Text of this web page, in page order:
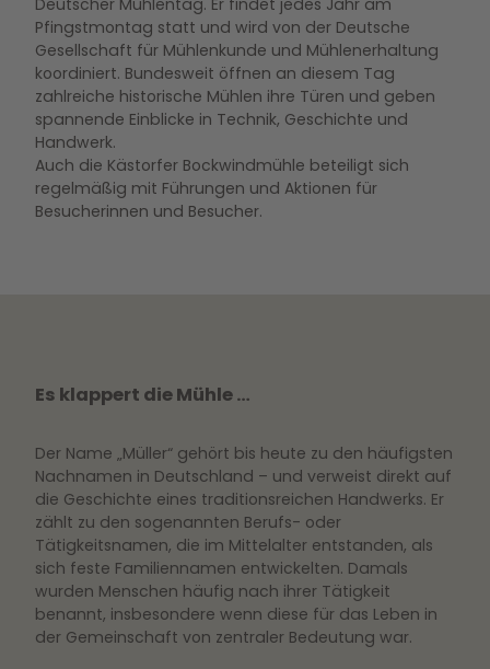
Deutscher Mühlentag. Er findet jedes Jahr am
Pfingstmontag statt und wird von der Deutsche
Gesellschaft für Mühlenkunde und Mühlenerhaltung
koordiniert. Bundesweit öffnen an diesem Tag
zahlreiche historische Mühlen ihre Türen und geben
spannende Einblicke in Technik, Geschichte und
Handwerk.
Auch die Kästorfer Bockwindmühle beteiligt sich
regelmäßig mit Führungen und Aktionen für
Besucherinnen und Besucher.
Es klappert die Mühle …
Der Name „Müller“ gehört bis heute zu den häufigsten
Nachnamen in Deutschland – und verweist direkt auf
die Geschichte eines traditionsreichen Handwerks. Er
zählt zu den sogenannten Berufs- oder
Tätigkeitsnamen, die im Mittelalter entstanden, als
sich feste Familiennamen entwickelten. Damals
wurden Menschen häufig nach ihrer Tätigkeit
benannt, insbesondere wenn diese für das Leben in
der Gemeinschaft von zentraler Bedeutung war.